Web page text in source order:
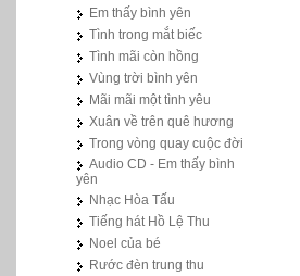
Em thấy bình yên
Tình trong mắt biếc
Tình mãi còn hồng
Vùng trời bình yên
Mãi mãi một tình yêu
Xuân về trên quê hương
Trong vòng quay cuộc đời
Audio CD - Em thấy bình
yên
Nhạc Hòa Tấu
Tiếng hát Hồ Lệ Thu
Noel của bé
Rước đèn trung thu